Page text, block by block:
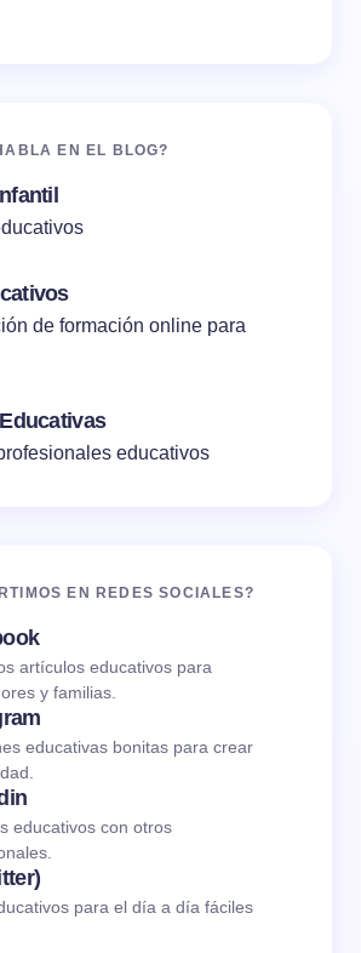
EN EL BLOG?
de formación online para
educativos
EN REDES SOCIALES?
artículos educativos para
y familias.
educativas bonitas para crear
educativos con otros
para el día a día fáciles